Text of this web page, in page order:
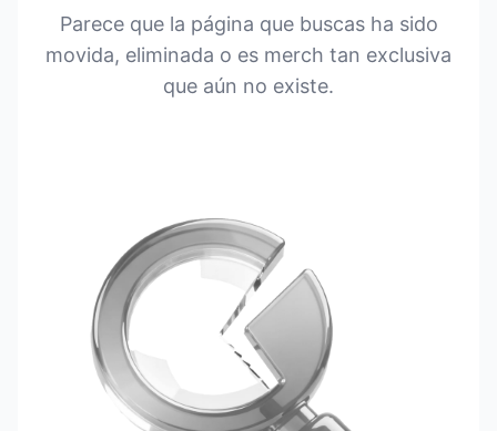
Parece que la página que buscas ha sido
movida, eliminada o es merch tan exclusiva
que aún no existe.